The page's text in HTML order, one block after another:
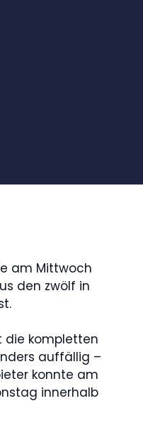
am Mittwoch
den zwölf in
die kompletten
auffällig –
konnte am
innerhalb